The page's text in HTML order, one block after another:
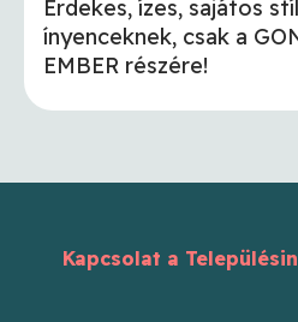
Érdekes, ízes, sajátos
ínyenceknek, csak a
EMBER részére!
Kapcsolat a